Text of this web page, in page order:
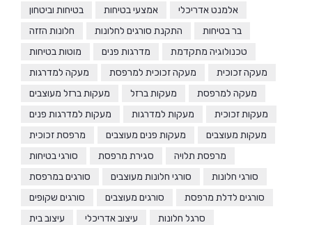
אלמנט אדריכלי
אמצעי בטיחות
בטיחות וביטחון
בר בטיחות
התקנת סורגים לחלונות
חלונות הזזה
טכנולוגיה מתקדמת
מדרגות פנים
מוטות בטיחות
מעקה זכוכית
מעקה זכוכית למרפסת
מעקה למדרגות
מעקה למרפסת
מעקות ברזל
מעקות ברזל מעוצבים
מעקות זכוכית
מעקות למדרגות
מעקות למדרגות פנים
מעקות מעוצבים
מעקות פנים מעוצבים
מרפסת זכוכית
מרפסת תלויה
סגירת מרפסת
סורגי בטיחות
סורגי חלונות
סורגי חלונות מעוצבים
סורגים במרפסת
סורגים לדלת מרפסת
סורגים מעוצבים
סורגים שקופים
סרגל חלונות
עיצוב אדריכלי
עיצוב בית